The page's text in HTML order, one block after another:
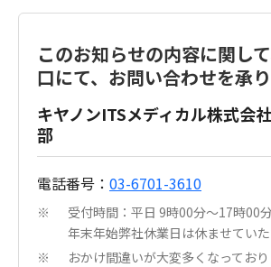
このお知らせの内容に関し
口にて、お問い合わせを承り
キヤノンITSメディカル株式会
部
電話番号： 03-6701-3610
※
受付時間：平日 9時00分～17時00
年末年始弊社休業日は休ませていた
※
おかけ間違いが大変多くなってお